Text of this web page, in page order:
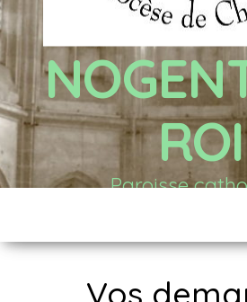
ROI
Paroisse
Vos